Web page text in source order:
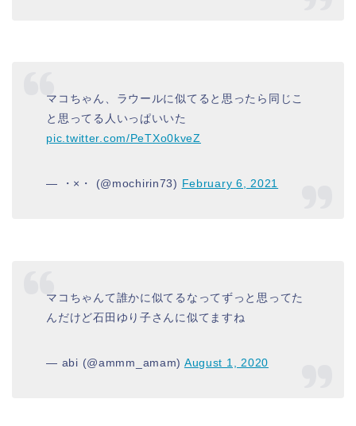
マコちゃん、ラウールに似てると思ったら同じこ
と思ってる人いっぱいいた
pic.twitter.com/PeTXo0kveZ
— ・×・ (@mochirin73) February 6, 2021
マコちゃんて誰かに似てるなってずっと思ってた
んだけど石田ゆり子さんに似てますね
— abi (@ammm_amam) August 1, 2020